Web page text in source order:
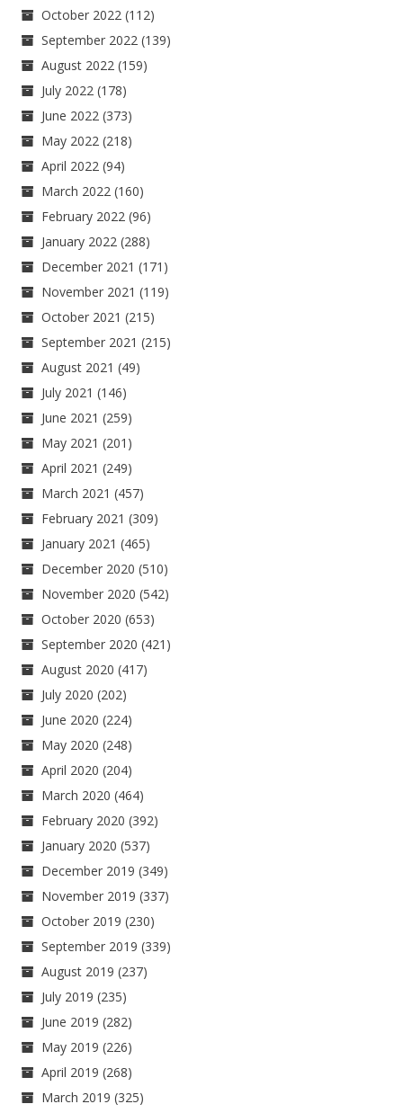
October 2022 (112)
September 2022 (139)
August 2022 (159)
July 2022 (178)
June 2022 (373)
May 2022 (218)
April 2022 (94)
March 2022 (160)
February 2022 (96)
January 2022 (288)
December 2021 (171)
November 2021 (119)
October 2021 (215)
September 2021 (215)
August 2021 (49)
July 2021 (146)
June 2021 (259)
May 2021 (201)
April 2021 (249)
March 2021 (457)
February 2021 (309)
January 2021 (465)
December 2020 (510)
November 2020 (542)
October 2020 (653)
September 2020 (421)
August 2020 (417)
July 2020 (202)
June 2020 (224)
May 2020 (248)
April 2020 (204)
March 2020 (464)
February 2020 (392)
January 2020 (537)
December 2019 (349)
November 2019 (337)
October 2019 (230)
September 2019 (339)
August 2019 (237)
July 2019 (235)
June 2019 (282)
May 2019 (226)
April 2019 (268)
March 2019 (325)